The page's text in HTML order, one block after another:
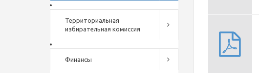
Территориальная
избирательная комиссия
Финансы